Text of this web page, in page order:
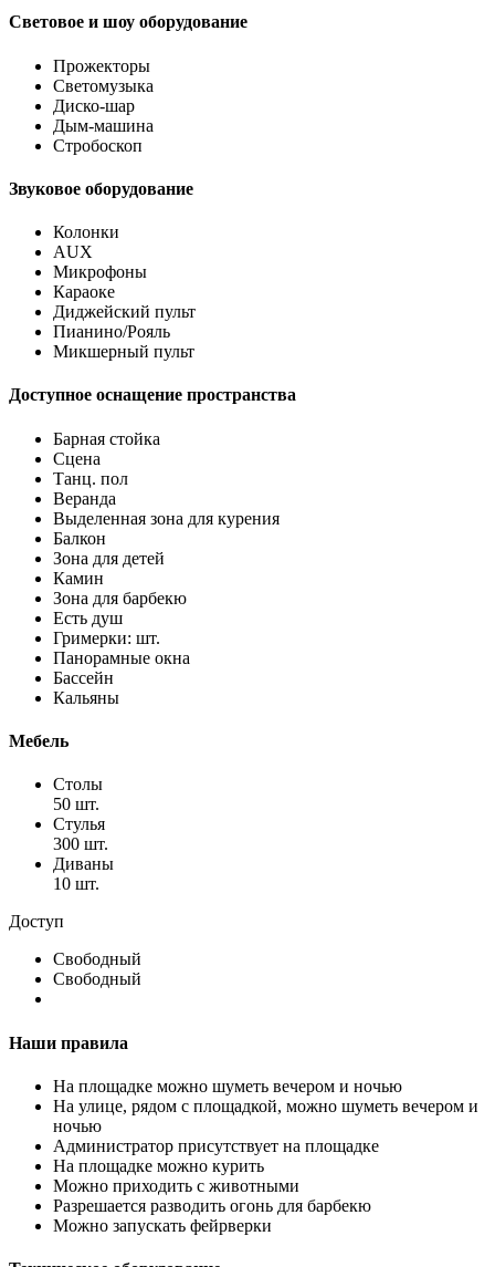
Световое и шоу оборудование
Прожекторы
Светомузыка
Диско-шар
Дым-машина
Стробоскоп
Звуковое оборудование
Колонки
AUX
Микрофоны
Караоке
Диджейский пульт
Пианино/Рояль
Микшерный пульт
Доступное оснащение пространства
Барная стойка
Сцена
Танц. пол
Веранда
Выделенная зона для курения
Балкон
Зона для детей
Камин
Зона для барбекю
Есть душ
Гримерки: шт.
Панорамные окна
Бассейн
Кальяны
Мебель
Столы
50 шт.
Стулья
300 шт.
Диваны
10 шт.
Доступ
Свободный
Свободный
Наши правила
На площадке можно шуметь вечером и ночью
На улице, рядом с площадкой, можно шуметь вечером и
ночью
Администратор присутствует на площадке
На площадке можно курить
Можно приходить с животными
Разрешается разводить огонь для барбекю
Можно запускать фейрверки